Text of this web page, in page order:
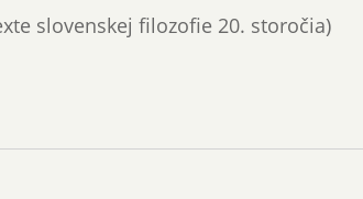
slovenskej filozofie 20. storočia)